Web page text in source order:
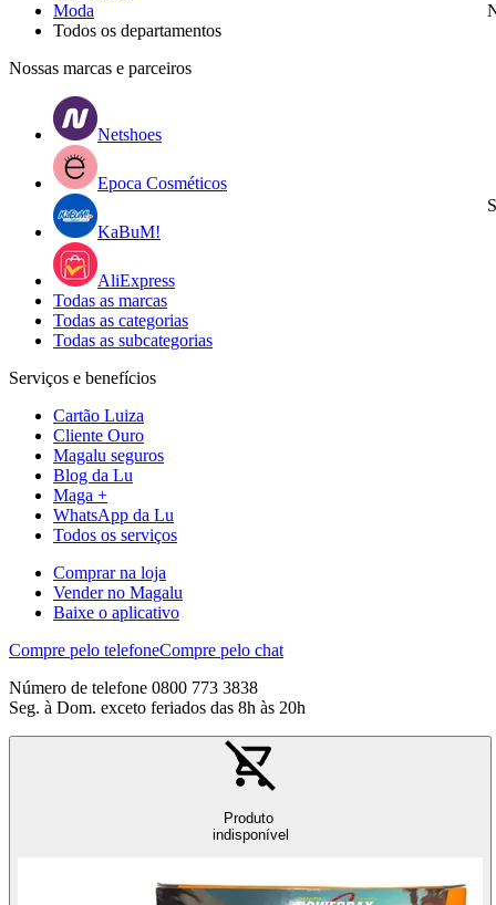
Moda
Todos os departamentos
Nossas marcas e parceiros
Netshoes
Epoca Cosméticos
KaBuM!
AliExpress
Todas as marcas
Todas as categorias
Todas as subcategorias
Serviços e benefícios
Cartão Luiza
Cliente Ouro
Magalu seguros
Blog da Lu
Maga +
WhatsApp da Lu
Todos os serviços
Comprar na loja
Vender no Magalu
Baixe o aplicativo
Compre pelo telefoneCompre pelo chat
Número de telefone 0800 773 3838
Seg. à Dom. exceto feriados das 8h às 20h
Produto
indisponível